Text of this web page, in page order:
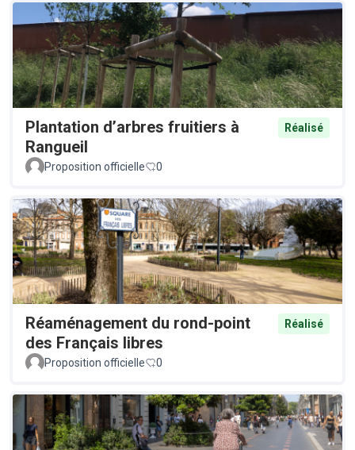
Plantation d’arbres fruitiers à
Rangueil
Réalisé
Proposition officielle 0
Réaménagement du rond-point
des Français libres
Réalisé
Proposition officielle 0